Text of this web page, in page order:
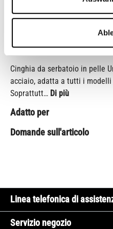
Shop-Numero:
Descrizione
Cinghia da serbatoio in pelle
acciaio, adatta a tutti i modelli
Soprattutt… Di più
Adatto per
Domande sull'articolo
Linea telefonica di
Servizio negozio